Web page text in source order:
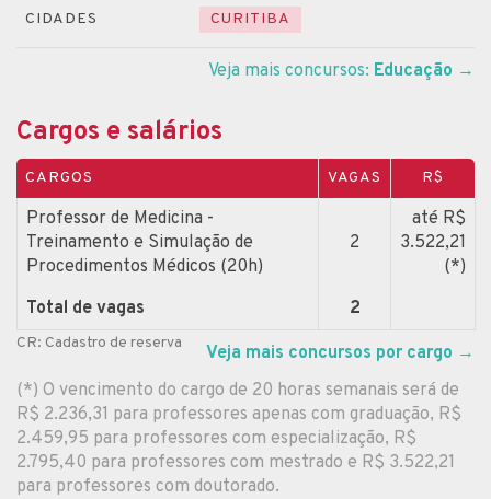
CIDADES CURITIBA
Veja mais concursos: Educação →
Cargos e salários
CARGOS VAGAS R$
Professor de Medicina -
Treinamento e Simulação de
Procedimentos Médicos (20h)
2
até R$
3.522,21
(*)
Total de vagas
2
CR: Cadastro de reserva Veja mais concursos por cargo →
(*) O vencimento do cargo de 20 horas semanais será de
R$ 2.236,31 para professores apenas com graduação, R$
2.459,95 para professores com especialização, R$
2.795,40 para professores com mestrado e R$ 3.522,21
para professores com doutorado.